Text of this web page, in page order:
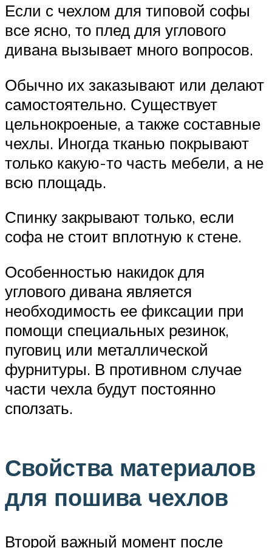
Если с чехлом для типовой софы
все ясно, то плед для углового
дивана вызывает много вопросов.
Обычно их заказывают или делают
самостоятельно. Существует
цельнокроеные, а также составные
чехлы. Иногда тканью покрывают
только какую-то часть мебели, а не
всю площадь.
Спинку закрывают только, если
софа не стоит вплотную к стене.
Особенностью накидок для
углового дивана является
необходимость ее фиксации при
помощи специальных резинок,
пуговиц или металлической
фурнитуры. В противном случае
части чехла будут постоянно
сползать.
Свойства материалов
для пошива чехлов
Второй важный момент после